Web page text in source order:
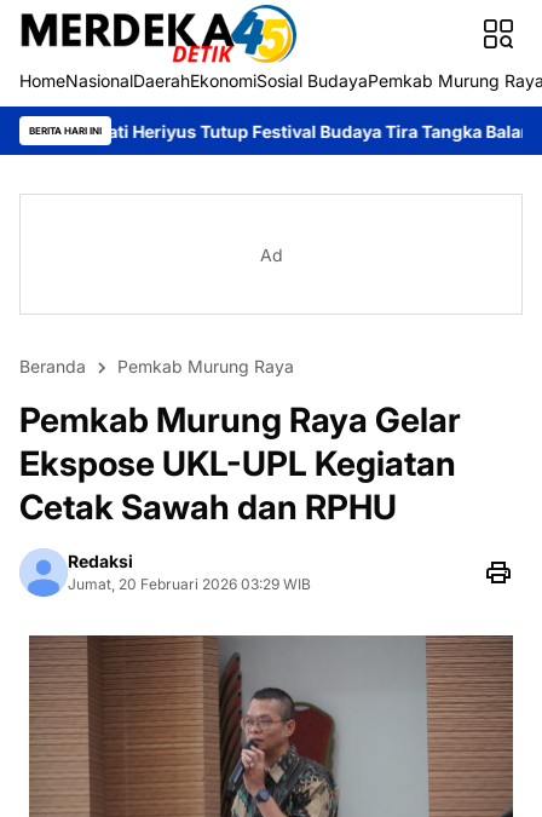
HomeNasionalDaerahEkonomiSosial BudayaPemkab Murung
BERITA HARI INITutup Festival Budaya Tira Tangka Balang 2026,
Ad
Beranda Pemkab Murung Raya
Pemkab Murung Raya Gelar
Ekspose UKL-UPL Kegiatan
Cetak Sawah dan RPHU
Redaksi
Jumat, 20 Februari 2026 03:29 WIB